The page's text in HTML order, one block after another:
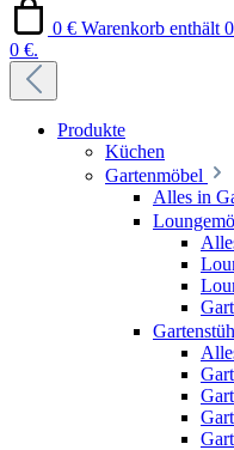
0 € Warenkorb enthält
0 €.
Produkte
Küchen
Gartenmöbel
Alles in